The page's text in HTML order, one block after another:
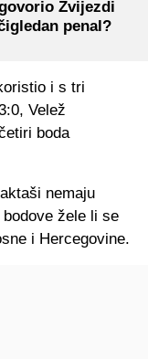
Zvijezdi
penal?
i s tri
Velež
boda
nemaju
žele li se
i Hercegovine.